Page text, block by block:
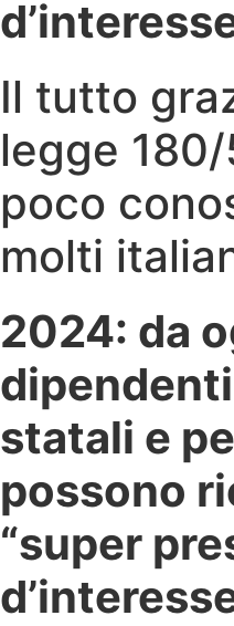
Il tutto
legge
poco
molti
2024: da
statali e
possono
“super